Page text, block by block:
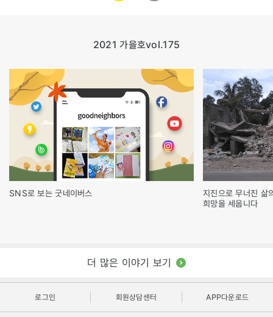
2021 가을호vol.175
SNS로 보는 굿네이버스
지진으로 무너진 삶
희망을 세웁니다
더 많은 이야기 보기
로그인 회원상담센터 APP다운로드